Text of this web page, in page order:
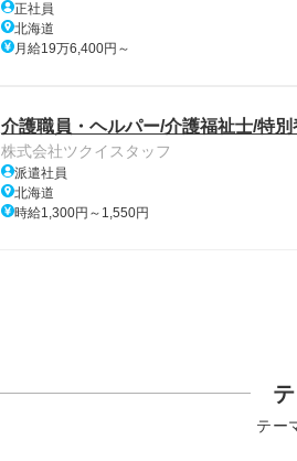
正社員
北海道
月給19万6,400円～
介護職員・ヘルパー/介護福祉士/特
株式会社ツクイスタッフ
派遣社員
北海道
時給1,300円～1,550円
テー